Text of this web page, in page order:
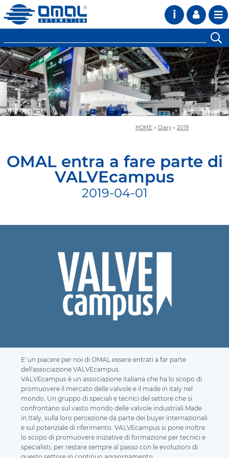
i
HOME » Diary» 2019
OMAL entra a fare parte di
VALVEcampus
2019-04-01
E' un piacere per noi di OMAL essere entrati a far parte
dell'associazione VALVEcampus.
VALVEcampus è un associazione italiana che ha lo scopo di
promuovere il mercato delle valvole e il made in italy nel
mondo. Un gruppo di speciali e tecnici del settore che si
confrontano sul vasto mondo delle valvole industriali Made
in Italy, sulla loro percezione da parte dei buyer internazionali
e sul potenziale di riferimento. VALVEcampus si pone inoltre
lo scopo di promuovere iniziative di formazione per tecnici e
specialisti, per restare sempre al passo con le evoluzioni di